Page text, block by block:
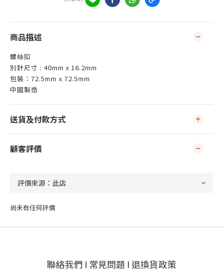
商品描述
螺絲扣
別針尺寸 : 40mm x 16.2mm
包裝：72.5mm x 72.5mm
中國製造
送貨及付款方式
顧客評價
尚未有任何評價
聯絡我們 I 常見問題 I 退換貨政策